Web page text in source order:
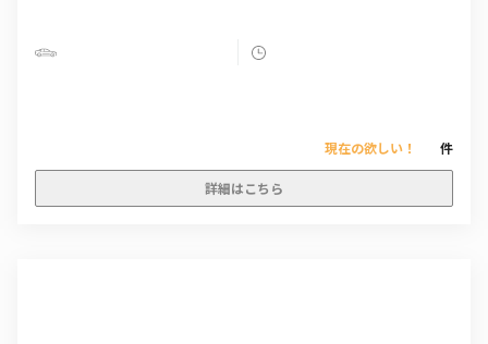
現在の欲しい！ 件
詳細はこちら